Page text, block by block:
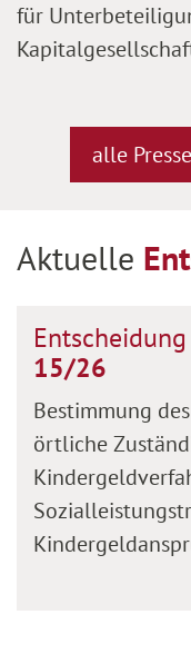
für
alle
Aktuelle
15/26
Bestimmung
örtliche